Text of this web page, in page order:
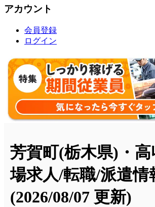
アカウント
会員登録
ログイン
芳賀町(栃木県)・
場求人/転職/派遣情
(2026/08/07 更新)